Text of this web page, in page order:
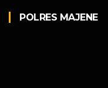
POLRES MAJENE